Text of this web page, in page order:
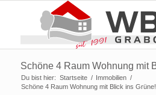
Schöne 4 Raum Wohnung mit
Du bist hier: Startseite / Immobilien /
Schöne 4 Raum Wohnung mit Blick ins Grüne!